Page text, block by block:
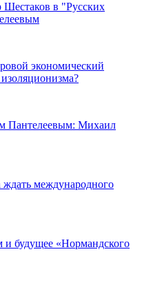
Шестаков в "Русских
экономический
Пантелеевым: Михаил
ждать международного
будущее «Нормандского